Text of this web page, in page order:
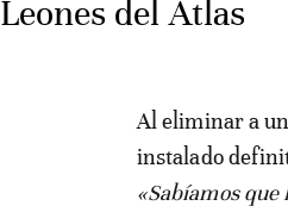
Leones del Atlas
Al eliminar a
instalado
«Sabíamos